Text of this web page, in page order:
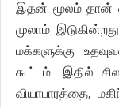
இதன் மூலம் தான்
முலாம்
மக்களுக்கு
கூட்டம். இதில்
வியாபாரத்தை,